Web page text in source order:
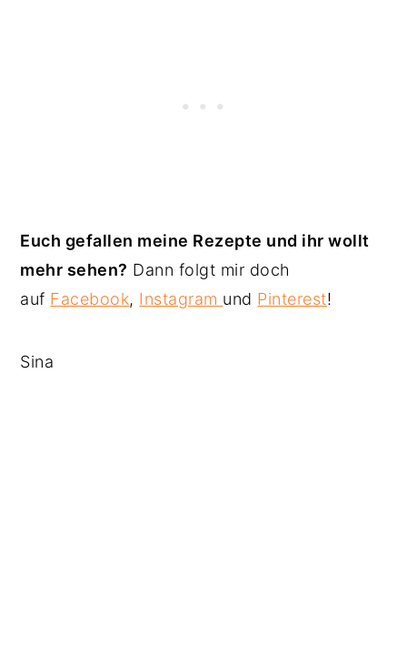
Euch gefallen meine Rezepte und ihr wollt
mehr sehen? Dann folgt mir doch
auf Facebook, Instagram und Pinterest!
Sina